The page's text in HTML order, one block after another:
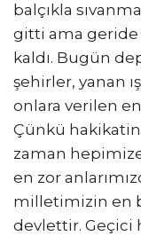
balçıkla
gitti ama
kaldı. Bugün
şehirler, yanan
onlara verilen en
Çünkü
zaman
en zor
milletimizin en
devlettir. Geçici